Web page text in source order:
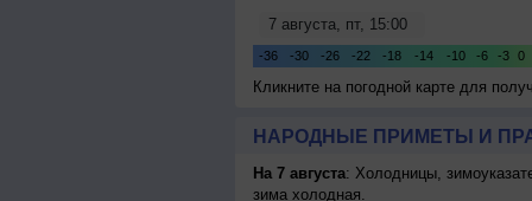
Кликните на погодной карте для
НАРОДНЫЕ ПРИМЕТЫ И
На 7 августа: Холодницы,
зима холодная.